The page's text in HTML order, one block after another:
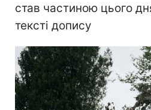
став частиною цього
тексті допису